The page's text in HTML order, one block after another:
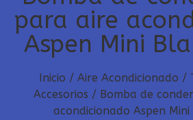
para aire
Aspen Mini
Inicio / Aire Acondicionado /
Accesorios / Bomba de
acondicionado Aspen